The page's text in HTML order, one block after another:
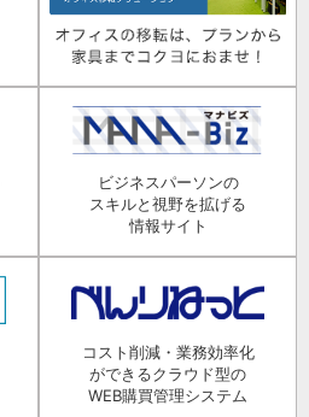
ビジネスパーソンの
スキルと視野を拡げる
情報サイト
コスト削減・業務効率化
ができるクラウド型の
WEB購買管理システム